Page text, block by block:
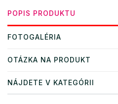
POPIS PRODUKTU
FOTOGALÉRIA
OTÁZKA NA PRODUKT
NÁJDETE V KATEGÓRII